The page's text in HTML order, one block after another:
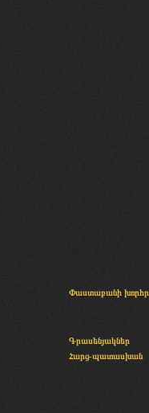
Փաստաբանի
Գրասենյակներ
Հարց-պատասխան